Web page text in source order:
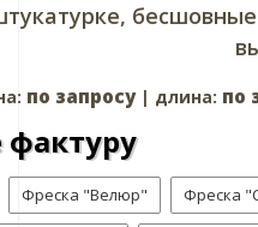
по запросу| длина: по
Фреска "Велюр" Фреска